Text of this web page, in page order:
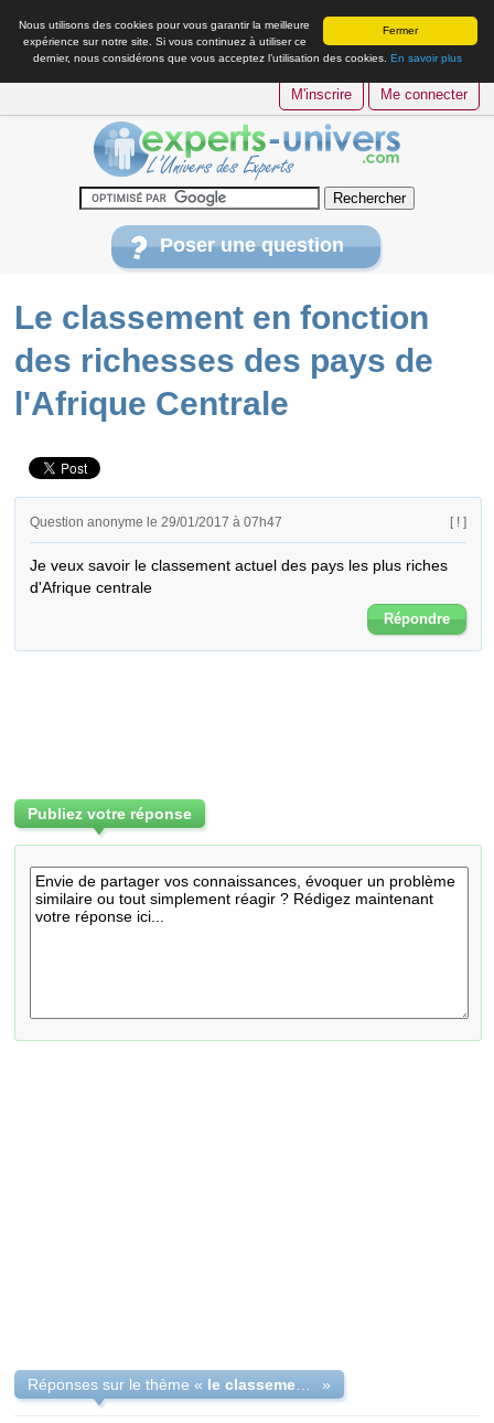
Fermer
Nous utilisons des cookies pour vous garantir la meilleure
expérience sur notre site. Si vous continuez à utiliser ce
dernier, nous considérons que vous acceptez l’utilisation des cookies. En savoir plus
M'inscrire Me connecter
Poser une question
Le classement en fonction
des richesses des pays de
l'Afrique Centrale
Question anonyme le 29/01/2017 à 07h47 [ ! ]
Je veux savoir le classement actuel des pays les plus riches
d'Afrique centrale
Répondre
Publiez votre réponse
Réponses sur le thème « »